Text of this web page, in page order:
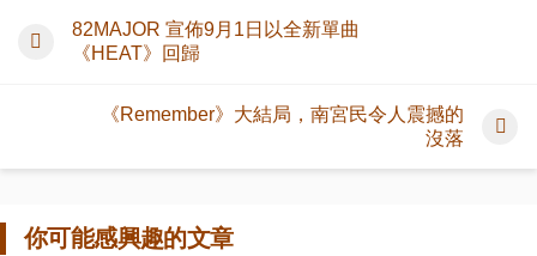
82MAJOR 宣佈9月1日以全新單曲
《HEAT》回歸
《Remember》大結局，南宮民令人震撼的
沒落
你可能感興趣的文章